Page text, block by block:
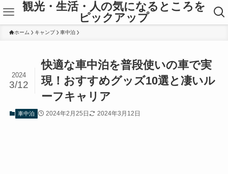
観光・生活・人の気になるところを
ピックアップ
ホーム キャンプ 車中泊
快適な車中泊を普段使いの車で実
現！おすすめグッズ10選と凄いル
ーフキャリア
2024
3/12
車中泊 2024年2月25日 2024年3月12日